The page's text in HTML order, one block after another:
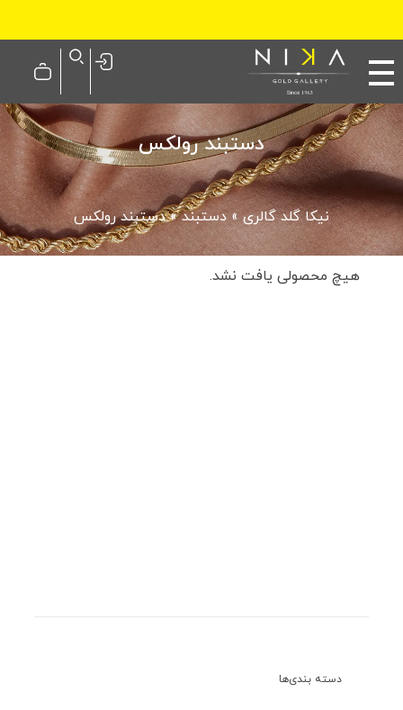
نیکا گلد گالری»دستبند»دستبند رولکس
دستبند رولکس
هیچ محصولی یافت نشد.
دسته بندی‌ها